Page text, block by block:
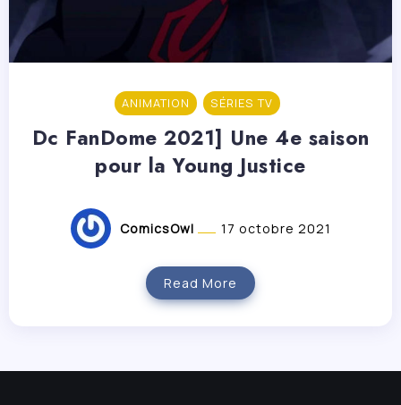
ANIMATION SÉRIES TV
Dc FanDome 2021] Une 4e saison
pour la Young Justice
ComicsOwl 17 octobre 2021
Read More